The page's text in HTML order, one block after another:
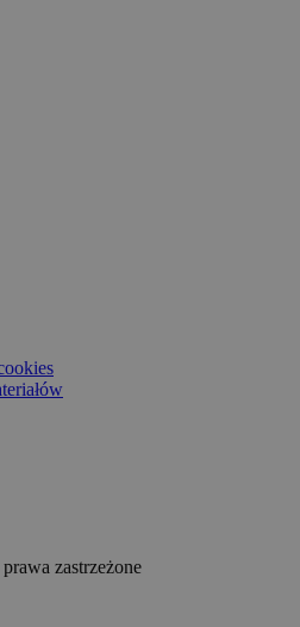
zastrzeżone